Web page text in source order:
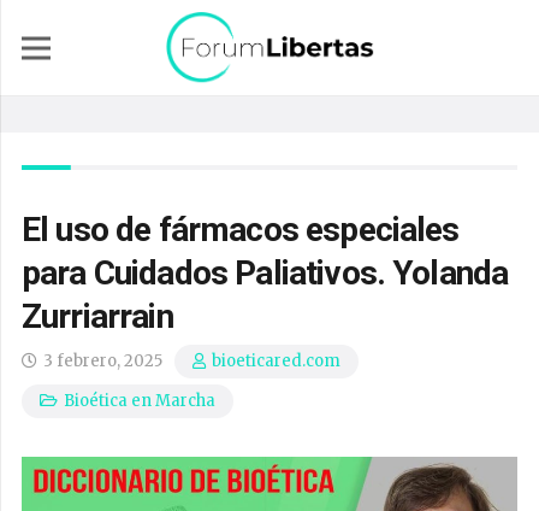
El uso de fármacos especiales
para Cuidados Paliativos. Yolanda
Zurriarrain
3 febrero, 2025
bioeticared.com
Bioética en Marcha